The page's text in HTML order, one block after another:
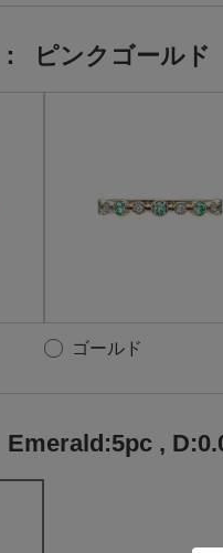
： ピンクゴールド
ゴールド
Emerald:5pc ,